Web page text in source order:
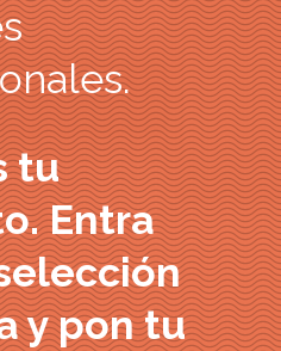
tu
Entra
y pon tu